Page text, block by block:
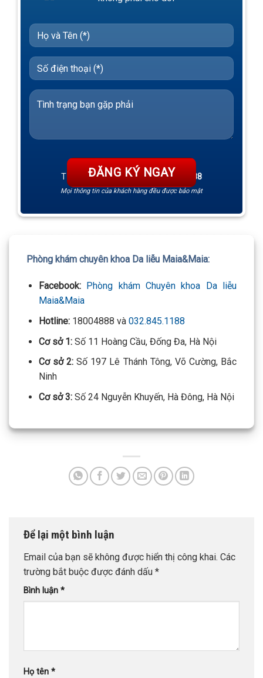
TƯ VẤN 24/7 HOTLINE:032.845.1188
Mọi thông tin của khách hàng đều được bảo mật
Phòng khám chuyên khoa Da liễu Maia&Maia:
Facebook:
Phòng khám Chuyên khoa Da liễu
Maia&Maia
Hotline:18004888 và 032.845.1188
Cơ sở 1: Số 11 Hoàng Cầu, Đống Đa, Hà Nội
Cơ sở 2: Số 197 Lê Thánh Tông, Võ Cường, Bắc
Ninh
Cơ sở 3:Số 24 Nguyễn Khuyến, Hà Đông, Hà Nội
Để lại một bình luận
Email của bạn sẽ không được hiển thị công khai. Các
trường bắt buộc được đánh dấu *
Bình luận *
Họ tên *